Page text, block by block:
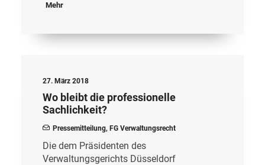
Mehr
27. März 2018
Wo bleibt die professionelle
Sachlichkeit?
Pressemitteilung, FG Verwaltungsrecht
Die dem Präsidenten des
Verwaltungsgerichts Düsseldorf